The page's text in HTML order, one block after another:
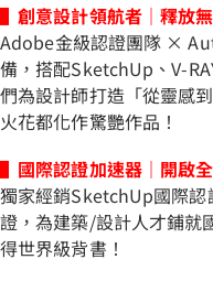
▌創意設計領航者｜釋放
Adobe金級認證團隊 ×
備，搭配SketchUp、V-
們為設計師打造「從靈感
火花都化作驚艷作品！
▌國際認證加速器｜開啟
獨家經銷SketchUp國際
證，為建築/設計人才鋪就
得世界級背書！